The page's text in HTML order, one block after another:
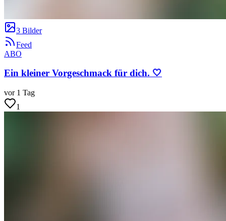
3 Bilder
Feed
ABO
Ein kleiner Vorgeschmack für dich. 🤍
vor 1 Tag
1